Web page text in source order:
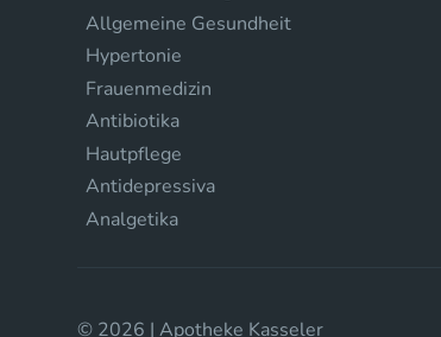
Allgemeine Gesundheit
Hypertonie
Frauenmedizin
Antibiotika
Hautpflege
Antidepressiva
Analgetika
© 2026 | Apotheke Kasseler